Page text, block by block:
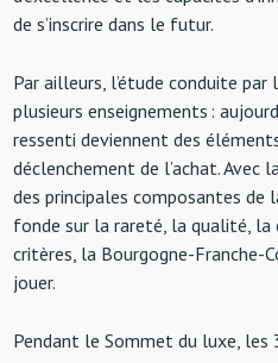
de s’inscrire dans le futur.
Par ailleurs, l’étude conduite
plusieurs enseignements :
ressenti deviennent des
déclenchement de l’achat. Avec
des principales composantes de
fonde sur la rareté, la qualité, la
critères, la Bourgogne-Franche-
jouer.
Pendant le Sommet du luxe,